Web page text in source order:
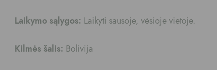
Laikymo sąlygos: Laikyti sausoje, vėsioje vietoje.
Kilmės šalis: Bolivija